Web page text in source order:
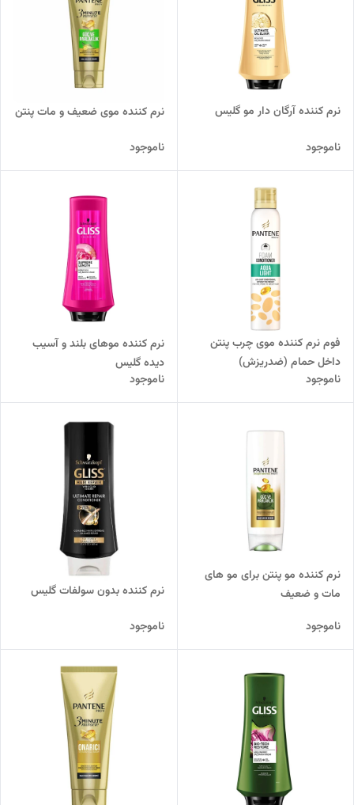
نرم کننده آرگان دار مو گلیس
ناموجود
نرم کننده موی ضعیف و مات پنتن
ناموجود
فوم نرم کننده موی چرب پنتن
داخل حمام (ضدریزش)
ناموجود
نرم کننده موهای بلند و آسیب
دیده گلیس
ناموجود
نرم کننده مو پنتن برای مو های
مات و ضعیف
ناموجود
نرم کننده بدون سولفات گلیس
ناموجود